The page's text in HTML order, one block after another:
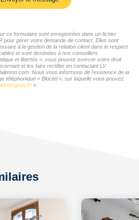
ce formulaire sont enregistrées dans un fichier
pour gérer votre demande de contact. Elles sont
à la gestion de la relation client dans le respect
et sont destinées à nos conseillers
et libertés », vous pouvez exercer votre droit
et les faire rectifier en contactant LV
Nous vous informons de l'existence de la
téléphonique « Bloctel », sur laquelle vous pouvez
»